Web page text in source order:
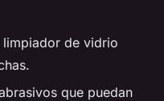
limpiador de vidrio
que puedan